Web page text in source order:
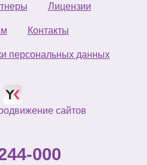
Лицензии
Контакты
персональных данных
сайтов
000